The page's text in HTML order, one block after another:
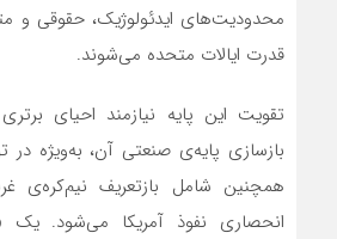
محدودیت‌های ایدئولوژیک، حقوقی و
قدرت ایالات متحده می‌شوند.
تقویت این پایه نیازمند احیای
بازسازی پایه‌ی صنعتی آن، به‌ویژه در
همچنین شامل بازتعریف نیم‌کره‌ی
انحصاری نفوذ آمریکا می‌شود. یک